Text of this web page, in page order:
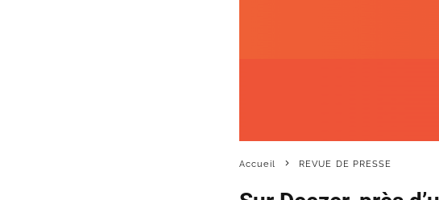
Accueil REVUE DE PRESSE